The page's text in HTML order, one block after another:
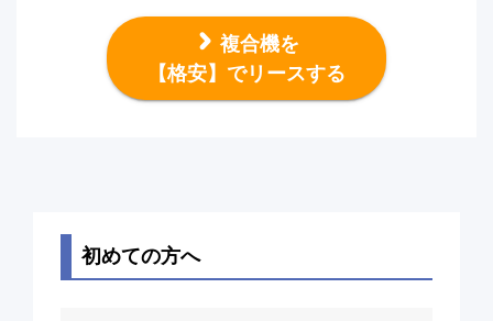
複合機を
【格安】でリースする
初めての方へ